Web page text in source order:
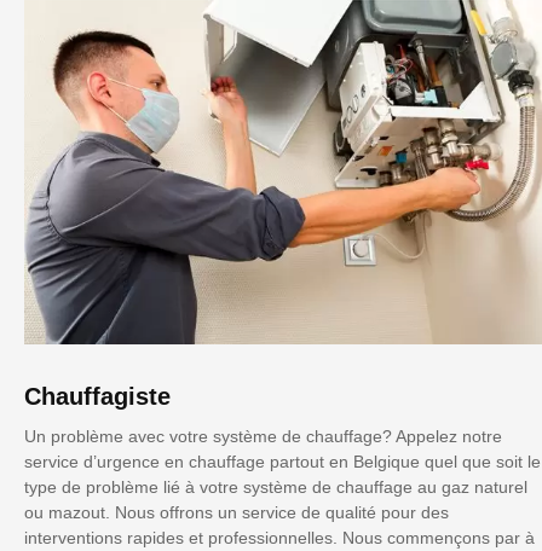
Chauffagiste
Un problème avec votre système de chauffage? Appelez notre
service d’urgence en chauffage partout en Belgique quel que soit le
type de problème lié à votre système de chauffage au gaz naturel
ou mazout. Nous offrons un service de qualité pour des
interventions rapides et professionnelles. Nous commençons par à